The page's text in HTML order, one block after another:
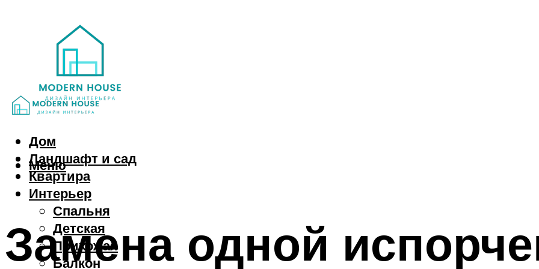
Дом
Ландшафт и сад
Квартира
Интерьер
Спальня
Детская
Прихожая
Балкон
Меню
Замена одной